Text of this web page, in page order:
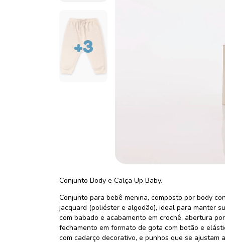
+3
Conjunto Body e Calça Up Baby.
Conjunto para bebê menina, composto por body
jacquard (poliéster e algodão), ideal para manter
com babado e acabamento em crochê, abertura
fechamento em formato de gota com botão e
com cadarço decorativo, e punhos que se